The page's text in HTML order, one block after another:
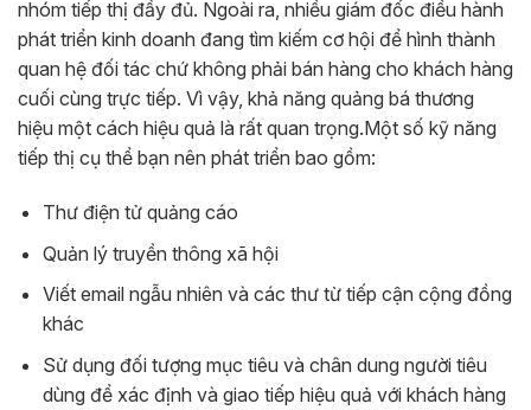
nhóm tiếp thị đầy đủ. Ngoài ra, nhiều giám đốc điều hành
phát triển kinh doanh đang tìm kiếm cơ hội để hình thành
quan hệ đối tác chứ không phải bán hàng cho khách hàng
cuối cùng trực tiếp. Vì vậy, khả năng quảng bá thương
hiệu một cách hiệu quả là rất quan trọng.Một số kỹ năng
tiếp thị cụ thể bạn nên phát triển bao gồm:
Thư điện tử quảng cáo
Quản lý truyền thông xã hội
Viết email ngẫu nhiên và các thư từ tiếp cận cộng đồng
khác
Sử dụng đối tượng mục tiêu và chân dung người tiêu
dùng để xác định và giao tiếp hiệu quả với khách hàng